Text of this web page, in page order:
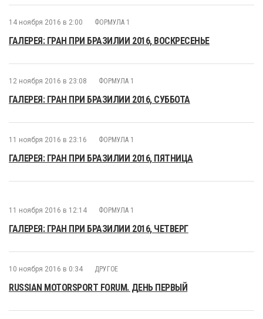
14 ноября 2016 в 2:00 ФОРМУЛА 1
ГАЛЕРЕЯ: ГРАН ПРИ БРАЗИЛИИ 2016, ВОСКРЕСЕНЬЕ
12 ноября 2016 в 23:08 ФОРМУЛА 1
ГАЛЕРЕЯ: ГРАН ПРИ БРАЗИЛИИ 2016, СУББОТА
11 ноября 2016 в 23:16 ФОРМУЛА 1
ГАЛЕРЕЯ: ГРАН ПРИ БРАЗИЛИИ 2016, ПЯТНИЦА
11 ноября 2016 в 12:14 ФОРМУЛА 1
ГАЛЕРЕЯ: ГРАН ПРИ БРАЗИЛИИ 2016, ЧЕТВЕРГ
10 ноября 2016 в 0:34 ДРУГОЕ
RUSSIAN MOTORSPORT FORUM. ДЕНЬ ПЕРВЫЙ